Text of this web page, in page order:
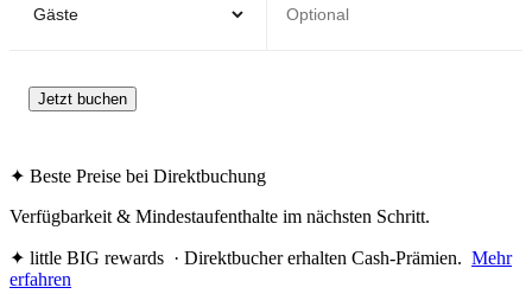
Jetzt buchen
✦ Beste Preise bei Direktbuchung
Verfügbarkeit & Mindestaufenthalte im nächsten Schritt.
✦ little BIG rewards · Direktbucher erhalten Cash-Prämien. Mehr
erfahren